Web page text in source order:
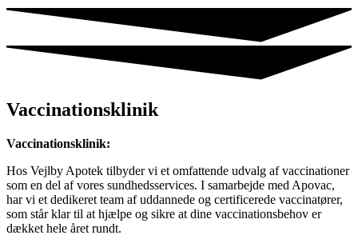
Vaccinationsklinik
Vaccinationsklinik:
Hos Vejlby Apotek tilbyder vi et omfattende udvalg af vaccinationer
som en del af vores sundhedsservices. I samarbejde med Apovac,
har vi et dedikeret team af uddannede og certificerede vaccinatører,
som står klar til at hjælpe og sikre at dine vaccinationsbehov er
dækket hele året rundt.